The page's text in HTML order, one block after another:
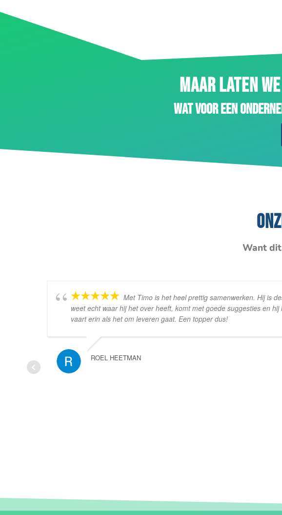
MAAR LATEN
Wat voor een
Want dit
Met Timo is het heel prettig samenwerken. Hij is
weet echt waar hij het over heeft, komt met goede suggesties en hij
vaart erin als het om leveren gaat. Een topper dus!
ROEL HEETMAN